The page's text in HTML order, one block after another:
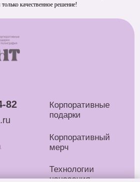
качественное решение!